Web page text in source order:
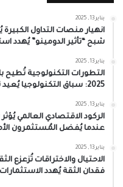
يناير 13, 2025
شبح “تأثير الدومينو” يُهدد
يناير 13, 2025
التطورات التكنولوجية تُطيح
2025: سباق التكنولوجيا يُعيد تشكيل مشهد الكريبتو
يناير 13, 2025
عندما يُفضل المُستثمرون
يناير 13, 2025
فقدان الثقة يُهدد